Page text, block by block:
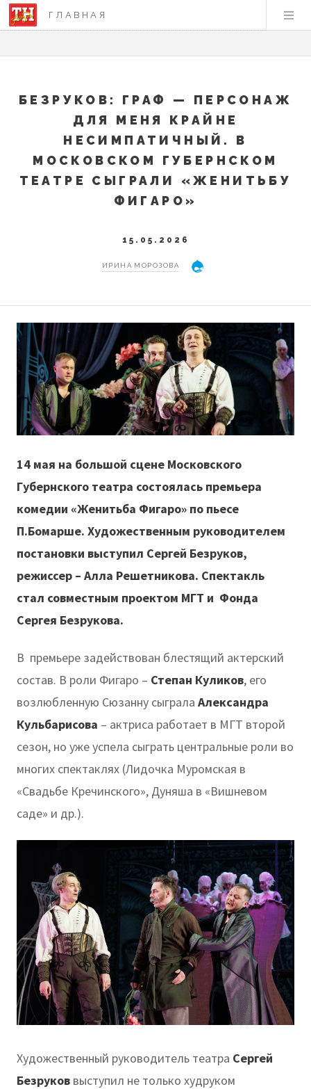
ГЛАВНАЯ
БЕЗРУКОВ: ГРАФ — ПЕРСОНАЖ
ДЛЯ МЕНЯ КРАЙНЕ
НЕСИМПАТИЧНЫЙ. В
МОСКОВСКОМ ГУБЕРНСКОМ
ТЕАТРЕ СЫГРАЛИ «ЖЕНИТЬБУ
ФИГАРО»
15.05.2026
ИРИНА МОРОЗОВА
14 мая на большой сцене Московского
Губернского театра состоялась премьера
комедии «Женитьба Фигаро» по пьесе
П.Бомарше. Художественным руководителем
постановки выступил Сергей Безруков,
режиссер – Алла Решетникова. Спектакль
стал совместным проектом МГТ и Фонда
Сергея Безрукова.
В премьере задействован блестящий актерский
состав. В роли Фигаро – Степан Куликов, его
возлюбленную Сюзанну сыграла Александра
Кульбарисова – актриса работает в МГТ второй
сезон, но уже успела сыграть центральные роли во
многих спектаклях (Лидочка Муромская в
«Свадьбе Кречинского», Дуняша в «Вишневом
саде» и др.).
Художественный руководитель театра Сергей
Безруков выступил не только худруком